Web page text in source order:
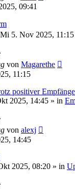
09:41
Mi 5. Nov 2025, 11:15
von Magarethe
11:15
positiver
2025, 14:45 » in
von alexj
14:45
2025, 08:20 » in